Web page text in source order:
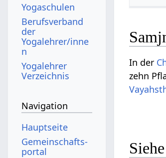
In der
zehn
Yogaschulen
Berufsverband
der
Yogalehrer/inne
n
Yogalehrer
Verzeichnis
Navigation
Hauptseite
Gemeinschafts­
portal